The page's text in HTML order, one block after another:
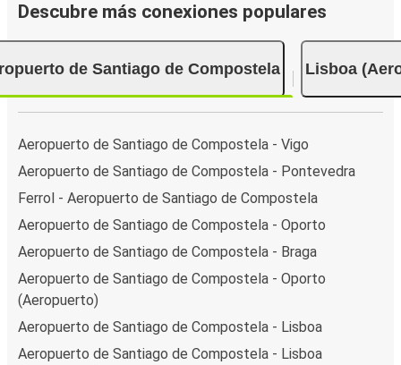
Descubre más conexiones populares
de Santiago de Compostela Lisboa
Aeropuerto de Santiago de Compostela - Vigo
Aeropuerto de Santiago de Compostela - Pontevedra
Ferrol - Aeropuerto de Santiago de Compostela
Aeropuerto de Santiago de Compostela - Oporto
Aeropuerto de Santiago de Compostela - Braga
Aeropuerto de Santiago de Compostela - Oporto
(Aeropuerto)
Aeropuerto de Santiago de Compostela - Lisboa
Aeropuerto de Santiago de Compostela - Lisboa